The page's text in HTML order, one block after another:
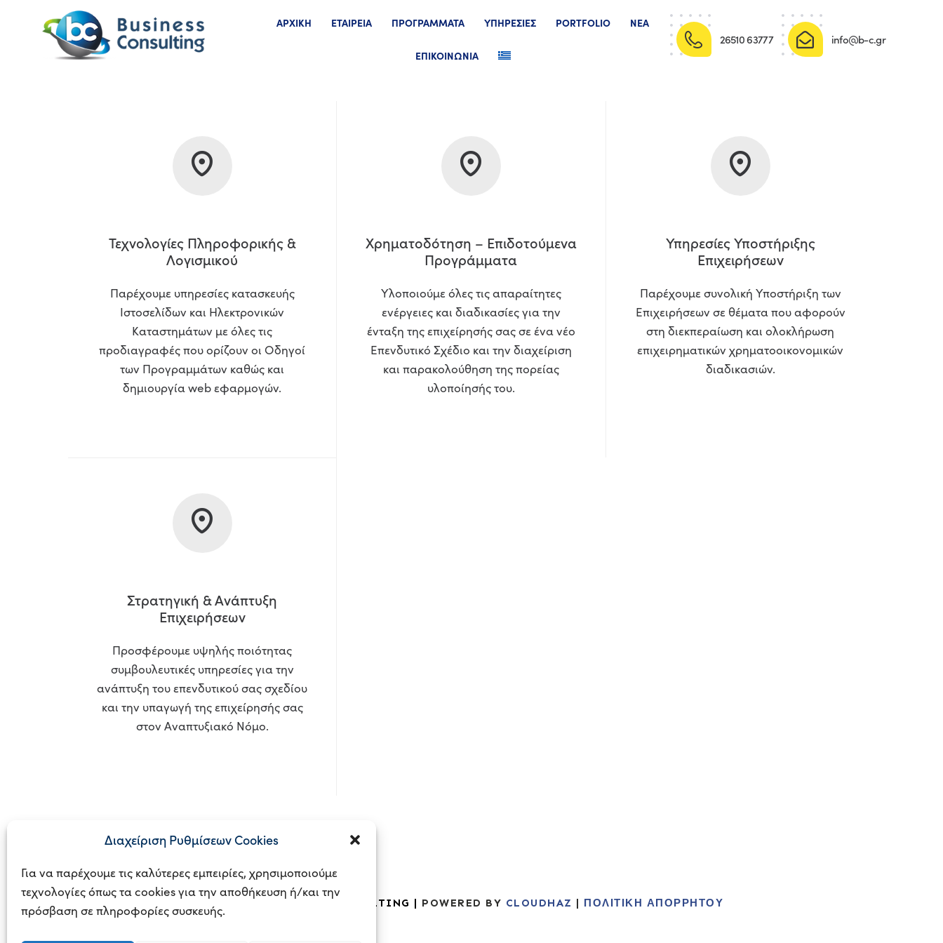
Διαχείριση Ρυθμίσεων Cookies
Για να παρέχουμε τις καλύτερες εμπειρίες, χρησιμοποιούμε
τεχνολογίες όπως τα cookies για την αποθήκευση ή/και την
πρόσβαση σε πληροφορίες συσκευής.
ΑΡΧΙΚΗ ΕΤΑΙΡΕΙΑ ΠΡΟΓΡΑΜΜΑΤΑ ΥΠΗΡΕΣΙΕΣ PORTFOLIO ΝΈΑ
ΕΠΙΚΟΙΝΩΝΙΑ
26510 63777 info@b-c.gr
Τεχνολογίες Πληροφορικής &
Λογισμικού
Παρέχουμε υπηρεσίες κατασκευής
Ιστοσελίδων και Ηλεκτρονικών
Καταστημάτων με όλες τις
προδιαγραφές που ορίζουν οι Οδηγοί
των Προγραμμάτων καθώς και
δημιουργία web εφαρμογών.
Χρηματοδότηση – Επιδοτούμενα
Προγράμματα
Υλοποιούμε όλες τις απαραίτητες
ενέργειες και διαδικασίες για την
ένταξη της επιχείρησής σας σε ένα νέο
Επενδυτικό Σχέδιο και την διαχείριση
και παρακολούθηση της πορείας
υλοποίησής του.
Υπηρεσίες Υποστήριξης
Επιχειρήσεων
Παρέχουμε συνολική Υποστήριξη των
Επιχειρήσεων σε θέματα που αφορούν
στη διεκπεραίωση και ολοκλήρωση
επιχειρηματικών χρηματοοικονομικών
διαδικασιών.
Στρατηγική & Ανάπτυξη
Επιχειρήσεων
Προσφέρουμε υψηλής ποιότητας
συμβουλευτικές υπηρεσίες για την
ανάπτυξη του επενδυτικού σας σχεδίου
και την υπαγωγή της επιχείρησής σας
στον Αναπτυξιακό Νόμο.
© 2023 BUSINESS CONSULTING | POWERED BY CLOUDHAZ | ΠΟΛΙΤΙΚΗ ΑΠΟΡΡΗΤΟΥ